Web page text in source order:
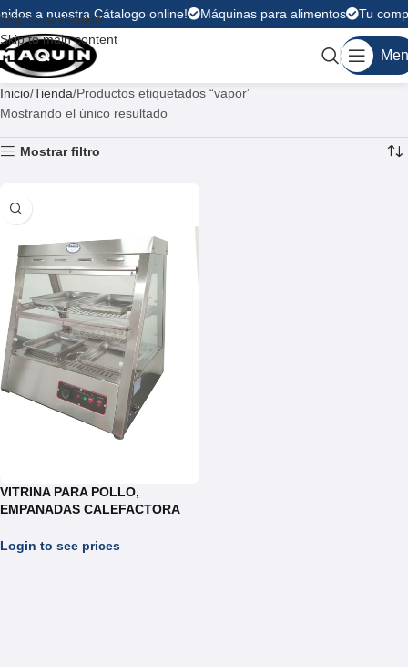
Skip to navigation
Skip to main content
a nuestra Cátalogo online! Máquinas para alimentos Tu
Inicio Tienda Productos etiquetados “vapor”
Mostrando el único resultado
Mostrar filtro
VITRINA PARA POLLO,
EMPANADAS CALEFACTORA
Login to see prices